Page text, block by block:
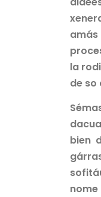
amás
la
de so
bien
nome